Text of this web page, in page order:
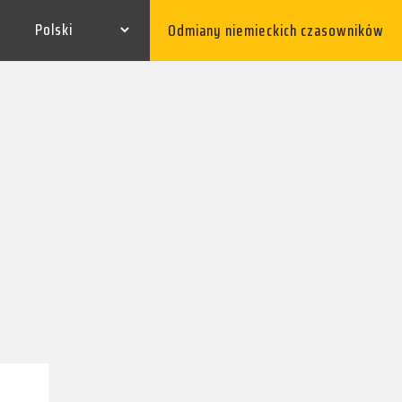
Odmiany niemieckich czasowników